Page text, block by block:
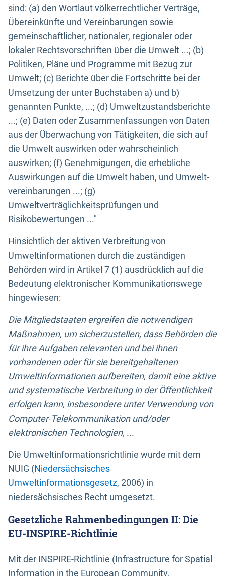
sind: (a) den Wortlaut völkerrechtlicher Verträge,
Übereinkünfte und Vereinbarungen sowie
gemeinschaftlicher, nationaler, regionaler oder
lokaler Rechtsvorschriften über die Umwelt ...; (b)
Politiken, Pläne und Programme mit Bezug zur
Umwelt; (c) Berichte über die Fortschritte bei der
Umsetzung der unter Buchstaben a) und b)
genannten Punkte, ...; (d) Umweltzustandsberichte
...; (e) Daten oder Zusammenfassungen von Daten
aus der Überwachung von Tätigkeiten, die sich auf
die Umwelt auswirken oder wahrscheinlich
auswirken; (f) Genehmigungen, die erhebliche
Auswirkungen auf die Umwelt haben, und Umwelt-
vereinbarungen ...; (g)
Umweltverträglichkeitsprüfungen und
Risikobewertungen ..."
Hinsichtlich der aktiven Verbreitung von
Umweltinformationen durch die zuständigen
Behörden wird in Artikel 7 (1) ausdrücklich auf die
Bedeutung elektronischer Kommunikationswege
hingewiesen:
Die Mitgliedstaaten ergreifen die notwendigen
Maßnahmen, um sicherzustellen, dass Behörden die
für ihre Aufgaben relevanten und bei ihnen
vorhandenen oder für sie bereitgehaltenen
Umweltinformationen aufbereiten, damit eine aktive
und systematische Verbreitung in der Öffentlichkeit
erfolgen kann, insbesondere unter Verwendung von
Computer-Telekommunikation und/oder
elektronischen Technologien, ...
Die Umweltinformationsrichtlinie wurde mit dem
NUIG (Niedersächsisches
Umweltinformationsgesetz, 2006) in
niedersächsisches Recht umgesetzt.
Gesetzliche Rahmenbedingungen II: Die
EU-INSPIRE-Richtlinie
Mit der INSPIRE-Richtlinie (Infrastructure for Spatial
Information in the European Community,